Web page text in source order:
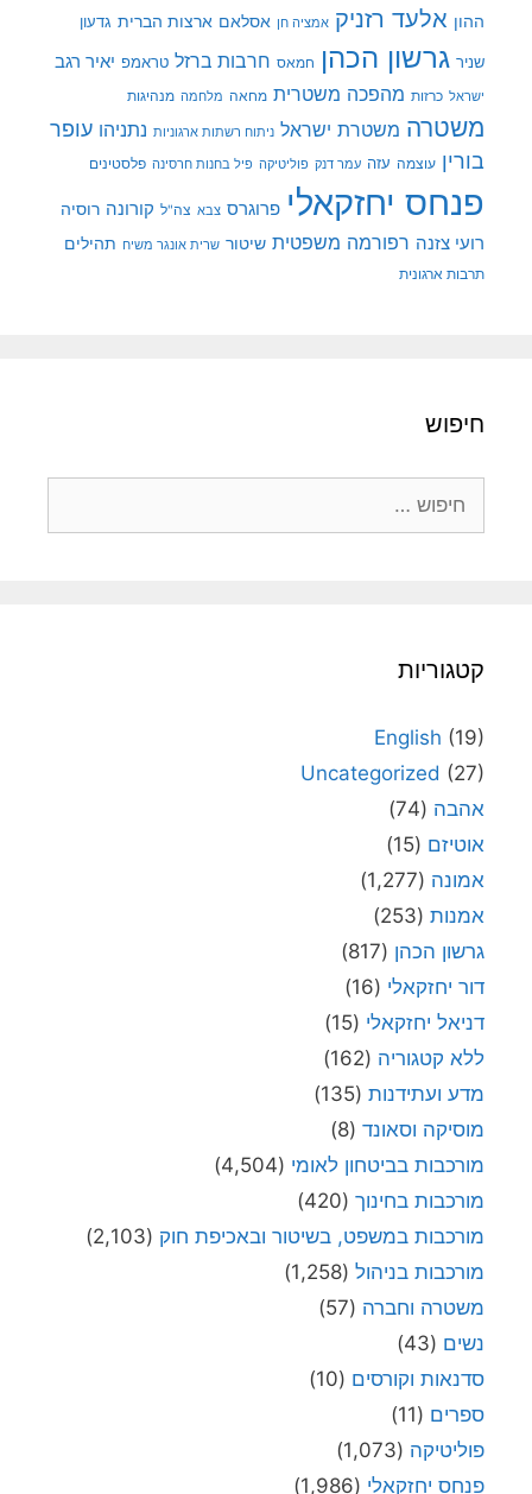
ההון אלעד רזניק אמציה חן אסלאם ארצות הברית גדעון
שניר גרשון הכהן חמאס חרבות ברזל טראמפ יאיר רגב
ישראל כרזות מהפכה משטרית מחאה מלחמה מנהיגות
משטרה משטרת ישראל ניתוח רשתות ארגוניות נתניהו עופר
בורין עוצמה עזה עמר דנק פוליטיקה פיל בחנות חרסינה פלסטינים
פנחס יחזקאלי פרוגרס צבא צה"ל קורונה רוסיה
רועי צזנה רפורמה משפטית שיטור שרית אונגר משיח תהילים
תרבות ארגונית
חיפוש
קטגוריות
English (19)
Uncategorized (27)
אהבה (74)
אוטיזם (15)
אמונה (1,277)
אמנות (253)
גרשון הכהן (817)
דור יחזקאלי (16)
דניאל יחזקאלי (15)
ללא קטגוריה (162)
מדע ועתידנות (135)
מוסיקה וסאונד (8)
מורכבות בביטחון לאומי (4,504)
מורכבות בחינוך (420)
מורכבות במשפט, בשיטור ובאכיפת חוק (2,103)
מורכבות בניהול (1,258)
משטרה וחברה (57)
נשים (43)
סדנאות וקורסים (10)
ספרים (11)
פוליטיקה (1,073)
פנחס יחזקאלי (1,986)